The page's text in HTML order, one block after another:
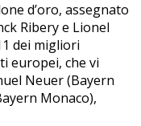
d’oro, assegnato
Ribery e Lionel
dei migliori
europei, che vi
Neuer (Bayern
Monaco),